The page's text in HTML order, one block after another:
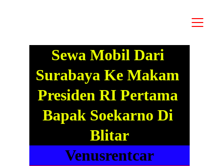
Sewa Mobil Dari
Surabaya Ke Makam
Presiden RI Pertama
Bapak Soekarno Di
Blitar
Venusrentcar